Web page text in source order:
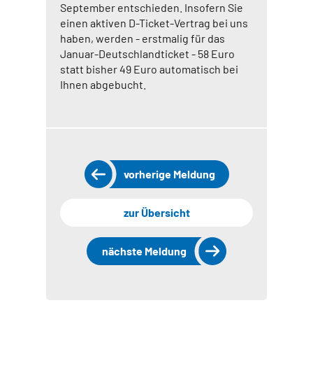
September entschieden. Insofern Sie
einen aktiven D-Ticket-Vertrag bei uns
haben, werden - erstmalig für das
Januar-Deutschlandticket - 58 Euro
statt bisher 49 Euro automatisch bei
Ihnen abgebucht.
vorherige Meldung
zur Übersicht
nächste Meldung